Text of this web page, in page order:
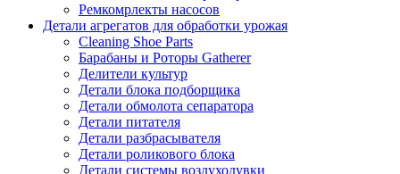
Ремкомрлекты насосов
Детали агрегатов для обработки урожая
Cleaning Shoe Parts
Барабаны и Роторы Gatherer
Делители культур
Детали блока подборщика
Детали обмолота сепаратора
Детали питателя
Детали разбрасывателя
Детали роликового блока
Детали системы воздуходувки